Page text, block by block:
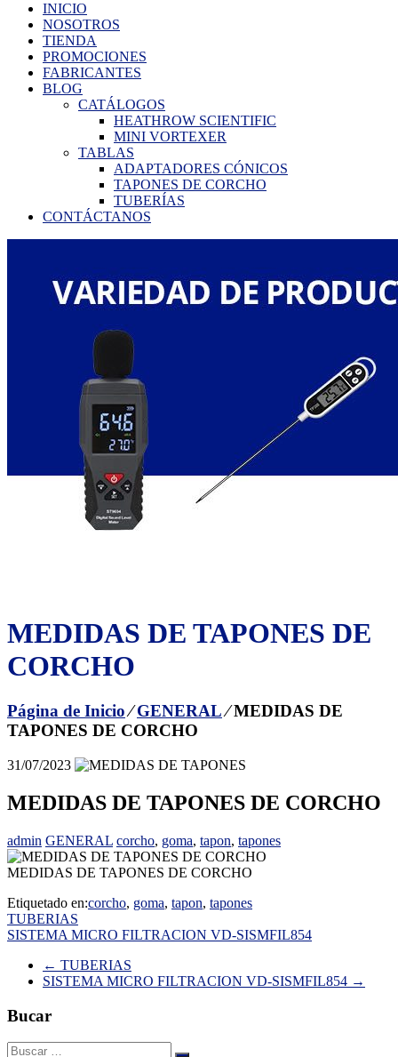
INICIO
NOSOTROS
TIENDA
PROMOCIONES
FABRICANTES
BLOG
CATÁLOGOS
HEATHROW SCIENTIFIC
MINI VORTEXER
TABLAS
ADAPTADORES CÓNICOS
TAPONES DE CORCHO
TUBERÍAS
CONTÁCTANOS
MEDIDAS DE TAPONES DE
CORCHO
Página de Inicio⁄GENERAL⁄MEDIDAS DE
TAPONES DE CORCHO
31/07/2023
MEDIDAS DE TAPONES DE CORCHO
admin GENERAL corcho, goma, tapon, tapones
MEDIDAS DE TAPONES DE CORCHO
Etiquetado en:corcho, goma, tapon, tapones
Navegación
de
entradas
TUBERIAS
SISTEMA MICRO FILTRACION VD-SISMFIL854
← TUBERIAS
SISTEMA MICRO FILTRACION VD-SISMFIL854 →
Bucar